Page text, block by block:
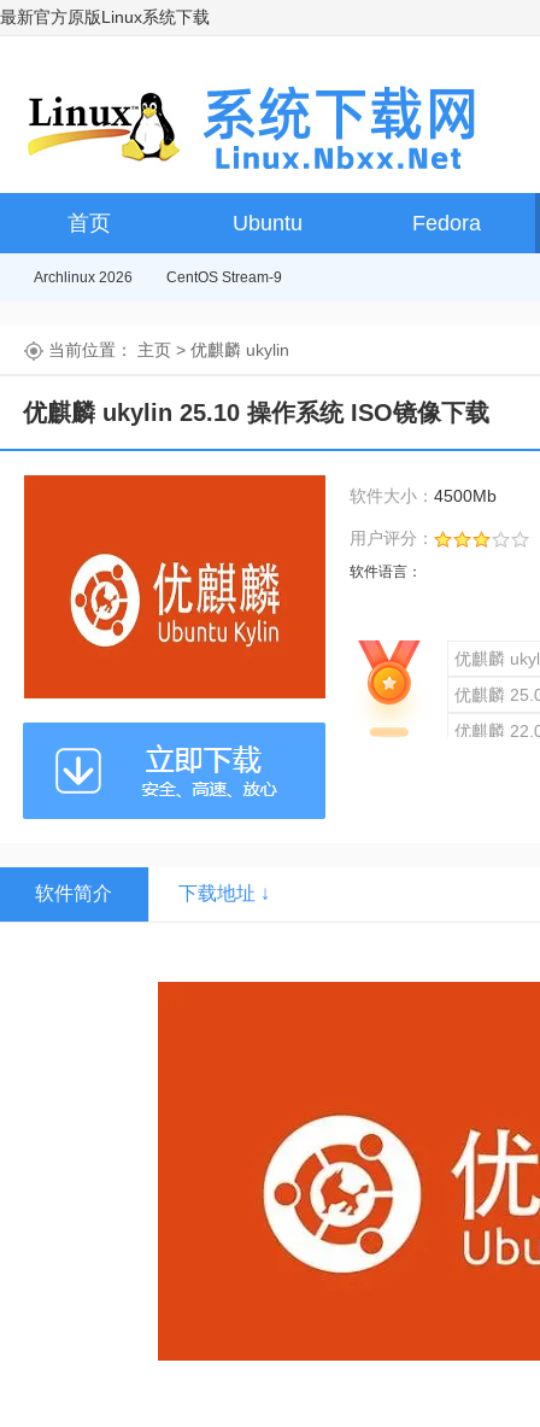
最新官方原版Linux系统下载
首页 Ubuntu Fedora
Archlinux 2026 CentOS Stream-9
当前位置： 主页 > 优麒麟 ukylin
优麒麟 ukylin 25.10 操作系统 ISO镜像下载
软件大小： 4500Mb
用户评分：
软件语言：
优麒麟
优麒麟
优麒麟
软件简介 下载地址 ↓